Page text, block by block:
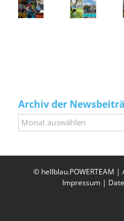
Archiv der
Archiv
der
© hellblau.POWERTEAM
Impressum|